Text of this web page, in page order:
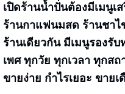
เปิดร้านน้ำปั่นต้องมีเมนูเ
ร้านกาแฟนมสด ร้านชาไ
ร้านเดียวกัน มีเมนูรองรั
เพศ ทุกวัย ทุกเวลา ทุกส
ขายง่าย กำไรเยอะ ขาย